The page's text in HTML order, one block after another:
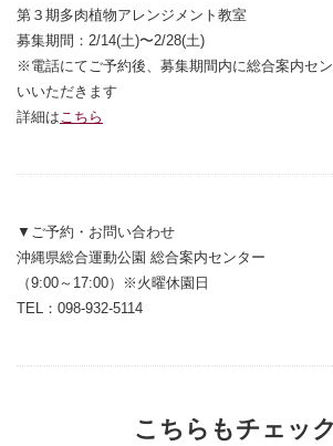
第３期多肉植物アレンジメント教室
募集期間：2/14(土)〜2/28(土)
※電話にてご予約後、募集期間内に総合案内セ
いいただきます
詳細はこちら
▼ご予約・お問い合わせ
沖縄県総合運動公園 総合案内センター
（9:00～17:00）※火曜休園日
TEL：098-932-5114
こちらもチェック